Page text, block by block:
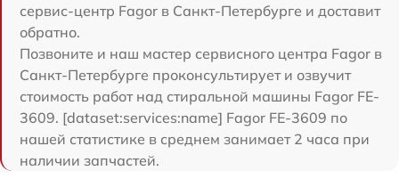
сервис-центр Fagor в Санкт-Петербурге и доставит
обратно.
Позвоните и наш мастер сервисного центра Fagor в
Санкт-Петербурге проконсультирует и озвучит
стоимость работ над стиральной машины Fagor FE-
3609. [dataset:services:name] Fagor FE-3609 по
нашей статистике в среднем занимает 2 часа при
наличии запчастей.